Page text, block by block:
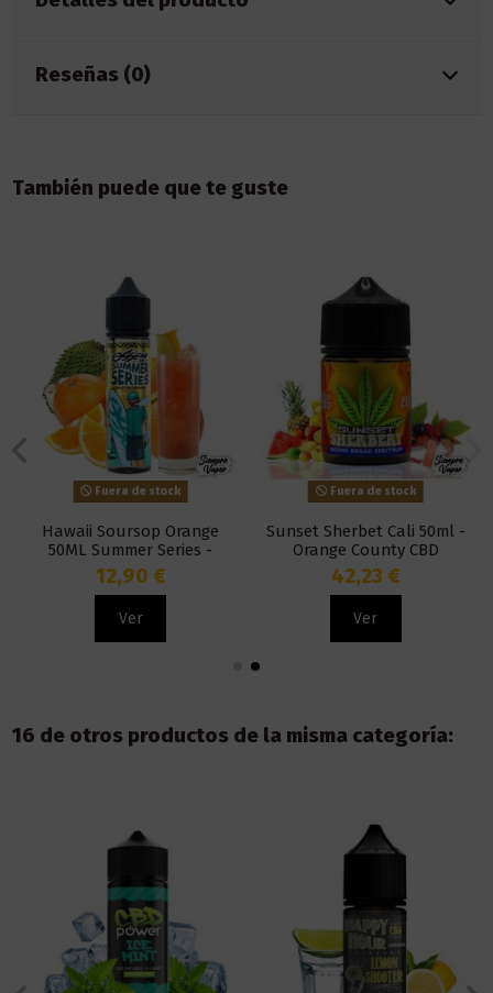
Reseñas (0)
También puede que te guste
Fuera de stock
Hawaii Soursop Orange
50ML Summer Series -
Ossem Juice
12,90 €
Ver
Fuera de stock
Sunset Sherbet Cali 50ml -
Orange County CBD
42,23 €
Ver
16 de otros productos de la misma categoría: